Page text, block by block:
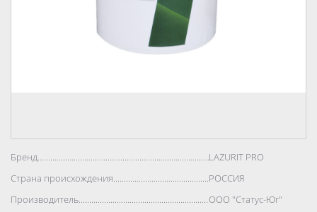
Бренд..................................................................................LAZURIT PRO
Страна происхождения..................................................................................
РОССИЯ
Производитель..................................................................................
ООО "Статус-Юг"